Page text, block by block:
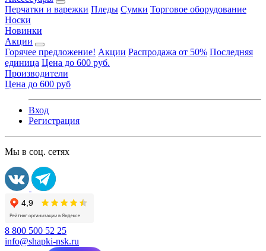
Перчатки и варежки Пледы Сумки Торговое оборудование
Носки
Новинки
Акции
Горячее предложение! Акции Распродажа от 50% Последняя
единица Цена до 600 руб.
Производители
Цена до 600 руб
Вход
Регистрация
Мы в соц. сетях
8 800 500 52 25
info@shapki-nsk.ru